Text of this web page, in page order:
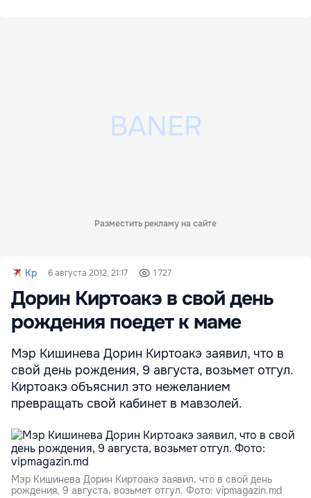
Разместить рекламу на сайте
Kp 6 августа 2012, 21:17 1 727
Дорин Киртоакэ в свой день
рождения поедет к маме
Мэр Кишинева Дорин Киртоакэ заявил, что в
свой день рождения, 9 августа, возьмет отгул.
Киртоакэ объяснил это нежеланием
превращать свой кабинет в мавзолей.
Мэр Кишинева Дорин Киртоакэ заявил, что в свой день
рождения, 9 августа, возьмет отгул. Фото: vipmagazin.md